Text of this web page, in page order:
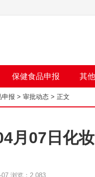
保健食品申报 其
申报 > 审批动态 > 正文
月07日化
07 浏览：2,083